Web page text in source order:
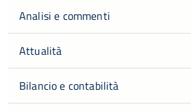
Analisi e commenti
Attualità
Bilancio e contabilità